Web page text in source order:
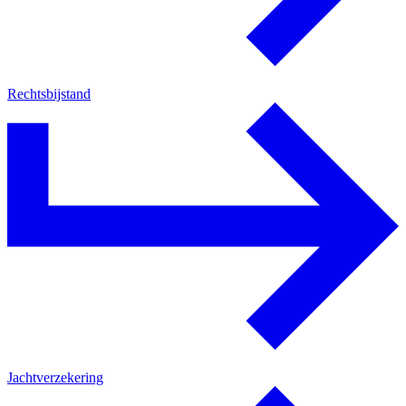
Rechtsbijstand
Jachtverzekering